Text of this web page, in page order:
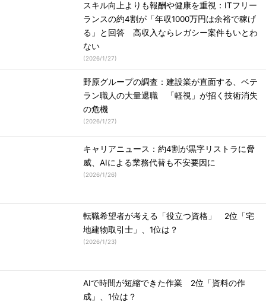
スキル向上よりも報酬や健康を重視：ITフリー
ランスの約4割が「年収1000万円は余裕で稼げ
る」と回答 高収入ならレガシー案件もいとわ
ない
(2026/1/27)
野原グループの調査：建設業が直面する、ベテ
ラン職人の大量退職 「軽視」が招く技術消失
の危機
(2026/1/27)
キャリアニュース：約4割が黒字リストラに脅
威、AIによる業務代替も不安要因に
(2026/1/26)
転職希望者が考える「役立つ資格」 2位「宅
地建物取引士」、1位は？
(2026/1/23)
AIで時間が短縮できた作業 2位「資料の作
成」、1位は？